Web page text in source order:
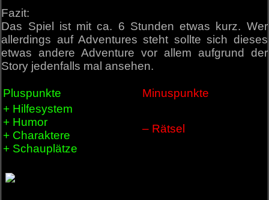
Fazit:
Das Spiel ist mit ca. 6 Stunden etwas kurz. Wer
allerdings auf Adventures steht sollte sich dieses
etwas andere Adventure vor allem aufgrund der
Story jedenfalls mal ansehen.
Pluspunkte
Minuspunkte
+ Hilfesystem
+ Humor
+ Charaktere
+ Schauplätze
– Rätsel